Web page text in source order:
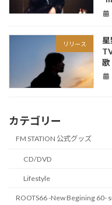
リリース
星
歌
カテゴリー
FM STATION 公式グッズ
CD/DVD
Lifestyle
ROOTS66 -New Begining 60-